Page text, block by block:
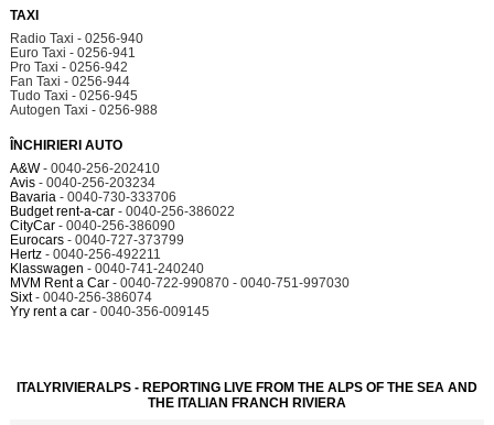
TAXI
Radio Taxi - 0256-940
Euro Taxi - 0256-941
Pro Taxi - 0256-942
Fan Taxi - 0256-944
Tudo Taxi - 0256-945
Autogen Taxi - 0256-988
ÎNCHIRIERI AUTO
A&W- 0040-256-202410
Avis- 0040-256-203234
Bavaria- 0040-730-333706
Budget rent-a-car- 0040-256-386022
CityCar- 0040-256-386090
Eurocars- 0040-727-373799
Hertz- 0040-256-492211
Klasswagen - 0040-741-240240
MVM Rent a Car- 0040-722-990870 - 0040-751-997030
Sixt- 0040-256-386074
Yry rent a car- 0040-356-009145
ITALYRIVIERALPS - REPORTING LIVE FROM THE ALPS OF THE SEA AND
THE ITALIAN FRANCH RIVIERA